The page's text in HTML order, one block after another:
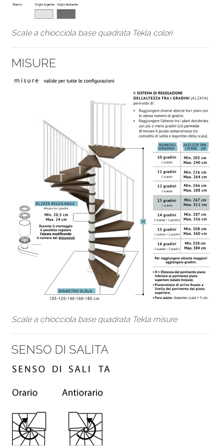
Scale a chiocciola base quadrata Tekla colori
MISURE
Scale a chiocciola base quadrata Tekla misure
SENSO DI SALITA